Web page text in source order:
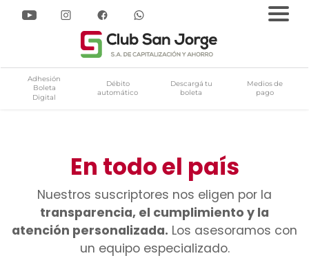
contenido
principal
Adhesión
Boleta
Digital
Débito
automático
Descargá tu
boleta
Medios de
pago
En todo el país
Nuestros suscriptores nos eligen por la
transparencia, el cumplimiento y la
atención personalizada. Los asesoramos con
un equipo especializado.